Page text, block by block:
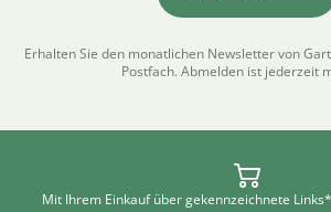
Erhalten Sie den monatlichen Newsletter von
Postfach. Abmelden ist jederzeit
Mit Ihrem Einkauf über gekennzeichnete